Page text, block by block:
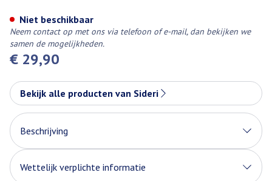
€ 29,90
Niet beschikbaar
Neem contact op met ons via telefoon of e-mail, dan bekijken we
samen de mogelijkheden.
Bekijk alle producten van Sideri
Beschrijving
Wettelijk verplichte informatie